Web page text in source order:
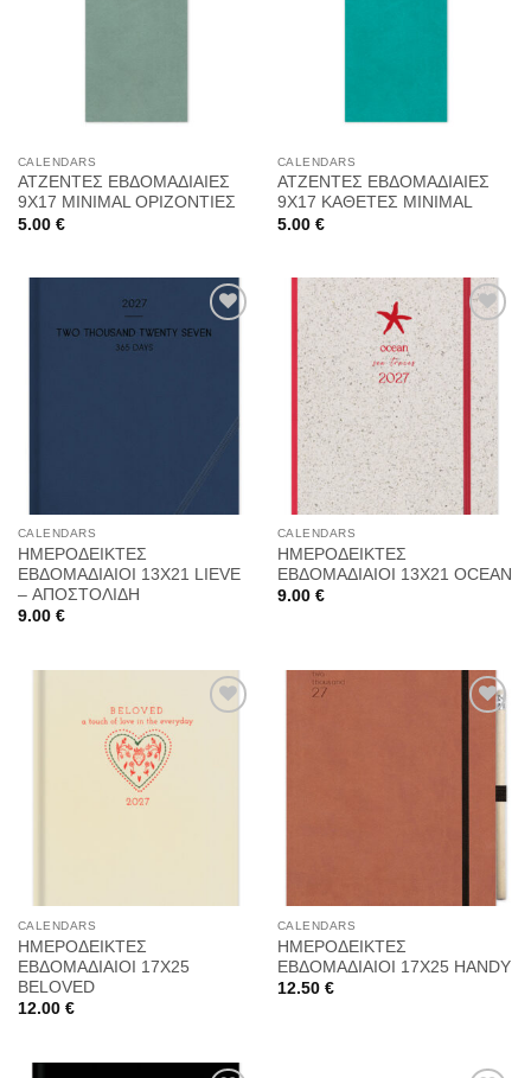
CALENDARS
ΑΤΖΕΝΤΕΣ ΕΒΔΟΜΑΔΙΑΙΕΣ
9Χ17 MINIMAL ΟΡΙΖΟΝΤΙΕΣ
5.00 €
CALENDARS
ΑΤΖΕΝΤΕΣ ΕΒΔΟΜΑΔΙΑΙΕΣ
9Χ17 ΚΑΘΕΤΕΣ MINIMAL
5.00 €
CALENDARS
ΗΜΕΡΟΔΕΙΚΤΕΣ
ΕΒΔΟΜΑΔΙΑΙΟΙ 13Χ21 LIEVE
– ΑΠΟΣΤΟΛΙΔΗ
9.00 €
Προσθήκη
στη
Wishlist
CALENDARS
ΗΜΕΡΟΔΕΙΚΤΕΣ
ΕΒΔΟΜΑΔΙΑΙΟΙ 13Χ21 OCEAN
9.00 €
CALENDARS
ΗΜΕΡΟΔΕΙΚΤΕΣ
ΕΒΔΟΜΑΔΙΑΙΟΙ 17Χ25
BELOVED
12.00 €
CALENDARS
ΗΜΕΡΟΔΕΙΚΤΕΣ
ΕΒΔΟΜΑΔΙΑΙΟΙ 17Χ25 HANDY
12.50 €